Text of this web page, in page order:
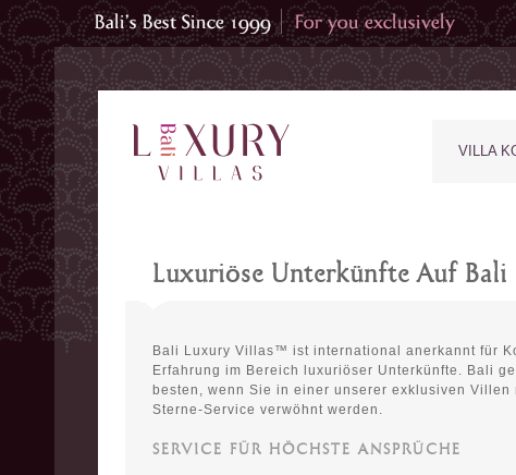
VILLA
Luxuriöse Unterkünfte Auf Bali
Bali Luxury Villas™ ist international anerkannt für
Erfahrung im Bereich luxuriöser Unterkünfte. Bali
besten, wenn Sie in einer unserer exklusiven Villen
Sterne-Service verwöhnt werden.
SERVICE FÜR HÖCHSTE ANSPRÜCHE